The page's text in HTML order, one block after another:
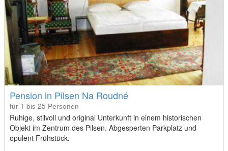
Pension in Pilsen Na Roudné
für 1 bis 25 Personen
Ruhige, stilvoll und original Unterkunft in einem historischen
Objekt im Zentrum des Pilsen. Abgesperten Parkplatz und
opulent Frühstück.